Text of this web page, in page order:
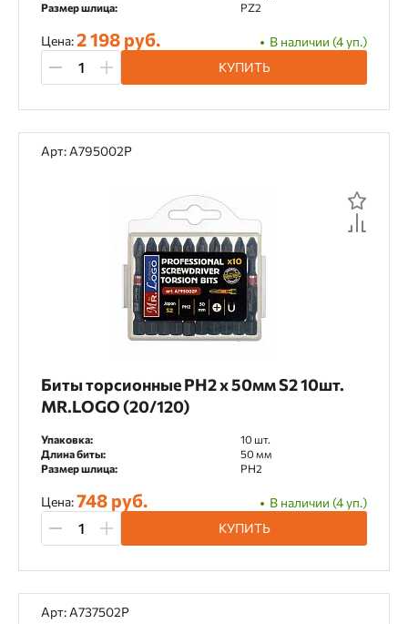
Размер шлица:
PZ2
Цена:2 198 руб.
В наличии (4 уп.)
КУПИТЬ
Арт: A795002P
Биты торсионные PH2 х 50мм S2 10шт.
MR.LOGO (20/120)
Упаковка:
10 шт.
Длина биты:
50 мм
Размер шлица:
PH2
Цена:748 руб.
В наличии (4 уп.)
КУПИТЬ
Арт: A737502P